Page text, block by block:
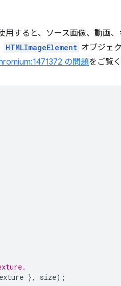
用すると、ソース画像、動画
HTMLImageElement オブジェ
の問題をご覧
}, size);